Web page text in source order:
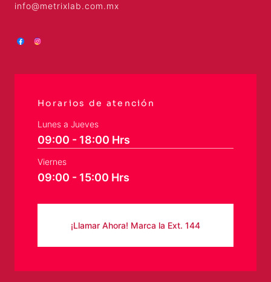
info@metrixlab.com.mx
Horarios de atención
Lunes a Jueves
09:00 - 18:00 Hrs
Viernes
09:00 - 15:00 Hrs
¡Llamar Ahora! Marca la Ext. 144